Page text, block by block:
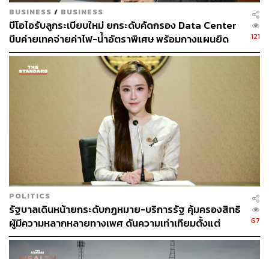
169
ABOUT THE AUTHOR
THE STANDARD TEAM
กองบรรณาธิการ THE STANDARD
BUSINESS / BUSINESS
บีโอไอรับลูกระเบียบใหม่ ยกระดับคัดกรอง Data Center
บีบค่ายเทคจ่ายค่าไฟ-น้ำอัตราพิเศษ พร้อมกางแผนยึด
ประโยชน์ประเทศเป็นหลัก
121
POLITICS
รัฐบาลเดินหน้ายกระดับกฎหมาย-บริการรัฐ คุ้มครองสิทธิ
ผู้มีความหลากหลายทางเพศ ดันความเท่าเทียมตั้งแต่
หลักสูตรในห้องเรียนถึงที่ทำงาน
67